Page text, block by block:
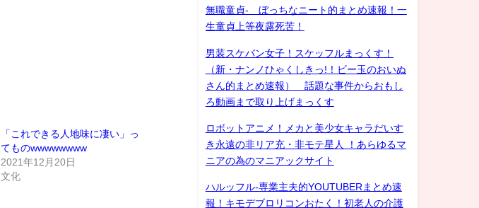
「これできる人地味に凄い」っ
てものwwwwwwww
2021年12月20日
文化
無職童貞- ぼっちなニート的まとめ速報！一
生童貞上等夜露死苦！
男装スケバン女子！スケッフルまっくす！
（新・ナンノひゃくしきっ!！ビー玉のおいぬ
さん的まとめ速報） 話題な事件からおもし
ろ動画まで取り上げまっくす
ロボットアニメ！メカと美少女キャラだいす
き永遠の非リア充・非モテ星人 ！あらゆるマ
ニアの為のマニアックサイト
ハルッフル-専業主夫的YOUTUBERまとめ速
報！キモデブロリコンおたく！初老人の介護